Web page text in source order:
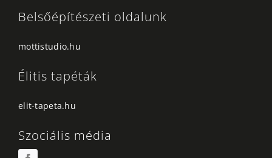
Belsőépítészeti oldalunk
mottistudio.hu
Élitis tapéták
elit-tapeta.hu
Szociális média